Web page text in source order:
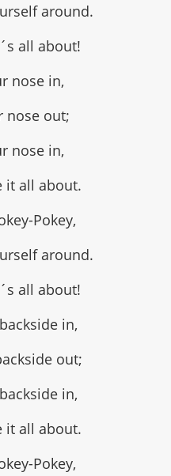
around.
all about!
nose in,
nose out;
nose in,
it all about.
Pokey,
around.
all about!
in,
out;
in,
it all about.
Pokey,